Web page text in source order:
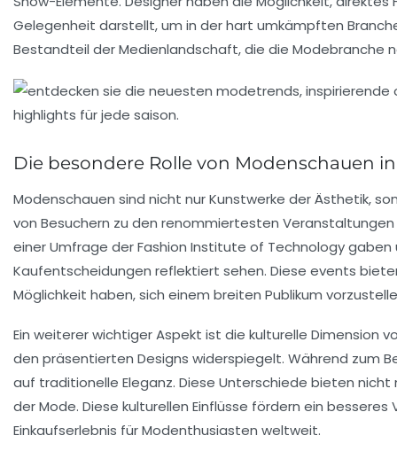
Gelegenheit darstellt, um in der hart umkämpften
Bestandteil der Medienlandschaft, die die
Die besondere Rolle von Modenschauen
Modenschauen sind nicht nurKunstwerke derÄsthetik,
von Besuchern zu den renommiertesten
einer Umfrage derFashion Institute of Technologygaben
Kaufentscheidungen reflektiert sehen. Diese events
Möglichkeit haben, sich einem breiten Publikum
Ein weiterer wichtiger Aspekt ist die kulturelle Dimension
den präsentierten Designs widerspiegelt. Während zum
auf traditionelle Eleganz. Diese Unterschiede bieten
derMode. Diese kulturellen Einflüsse fördern ein
Einkaufserlebnis fürModenthusiasten weltweit.